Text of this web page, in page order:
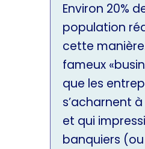
Environ 20%
population
cette
fameux
que les
s’acharnent
et qui
banquiers